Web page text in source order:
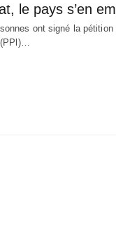
le pays s’en
ont signé la pétition